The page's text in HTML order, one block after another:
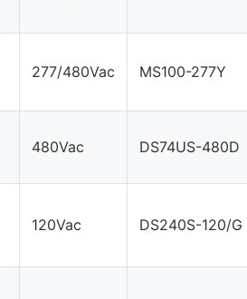
277/480Vac MS100-277Y
480Vac DS74US-480D
120Vac DS240S-120/G